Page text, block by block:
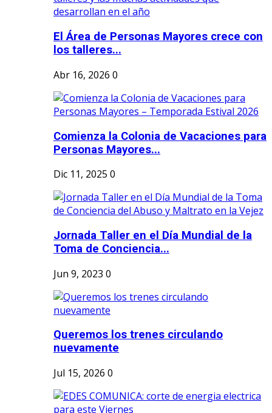
El Área de Personas Mayores crece con
los talleres...
Abr 16, 2026 0
Comienza la Colonia de Vacaciones para
Personas Mayores...
Dic 11, 2025 0
Jornada Taller en el Día Mundial de la
Toma de Conciencia...
Jun 9, 2023 0
Queremos los trenes circulando
nuevamente
Jul 15, 2026 0